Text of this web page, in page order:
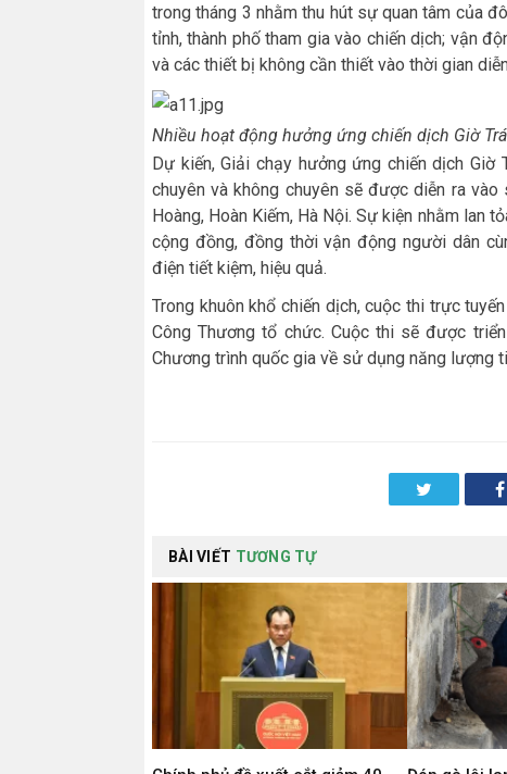
trong tháng 3 nhằm thu hút sự quan tâm của
tỉnh, thành phố tham gia vào chiến dịch; vận
và các thiết bị không cần thiết vào thời gian
Nhiều hoạt động hưởng ứng chiến dịch Giờ
Dự kiến, Giải chạy hưởng ứng chiến dịch
chuyên và không chuyên sẽ được diễn ra
Hoàng, Hoàn Kiếm, Hà Nội. Sự kiện nhằm lan
cộng đồng, đồng thời vận động người dân
điện tiết kiệm, hiệu quả.
Trong khuôn khổ chiến dịch, cuộc thi trực
Công Thương tổ chức. Cuộc thi sẽ được
Chương trình quốc gia về sử dụng năng lượng
Twitter
BÀI VIẾT TƯƠNG TỰ